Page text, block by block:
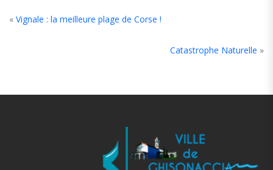
« Vignale : la meilleure plage de Corse !
Catastrophe Naturelle »